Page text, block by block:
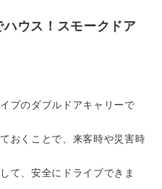
ウス！スモークドア
プのダブルドアキャリーで
おくことで、来客時や災害時
て、安全にドライブできま